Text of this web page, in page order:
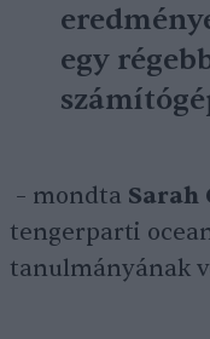
egy
– mondta Sarah
tengerparti
tanulmányának